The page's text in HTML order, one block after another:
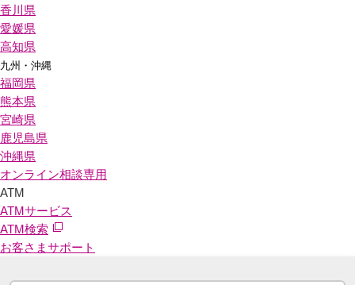
香川県
愛媛県
高知県
九州・沖縄
福岡県
熊本県
宮崎県
鹿児島県
沖縄県
オンライン相談専用
ATM
ATMサービス
ATM検索
お客さまサポート